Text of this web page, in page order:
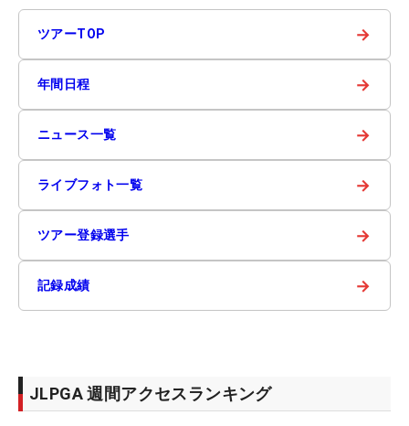
ツアーTOP →
年間日程 →
ニュース一覧 →
ライブフォト一覧 →
ツアー登録選手 →
記録成績 →
JLPGA 週間アクセスランキング